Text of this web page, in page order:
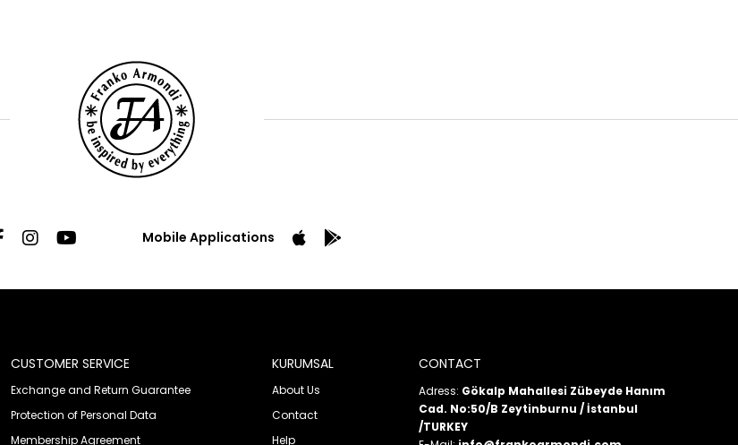
Mobile Applications
CUSTOMER SERVICE
Exchange and Return Guarantee
Protection of Personal Data
Membership Agreement
KURUMSAL
About Us
Contact
Help
CONTACT
Adress: Gökalp Mahallesi Zübeyde Hanım
Cad. No:50/B Zeytinburnu / İstanbul
/TURKEY